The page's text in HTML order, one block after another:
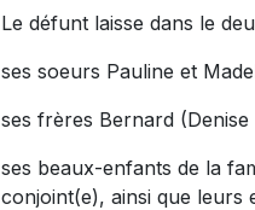
Le défunt laisse dans le
ses soeurs Pauline et
ses frères Bernard
ses beaux-enfants de la
conjoint(e), ainsi que leurs